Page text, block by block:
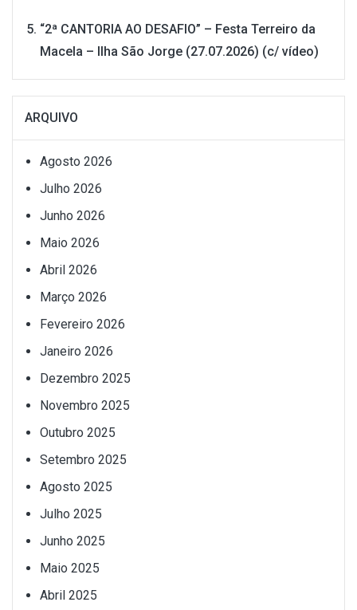
“2ª CANTORIA AO DESAFIO” – Festa Terreiro da
Macela – Ilha São Jorge (27.07.2026) (c/ vídeo)
ARQUIVO
Agosto 2026
Julho 2026
Junho 2026
Maio 2026
Abril 2026
Março 2026
Fevereiro 2026
Janeiro 2026
Dezembro 2025
Novembro 2025
Outubro 2025
Setembro 2025
Agosto 2025
Julho 2025
Junho 2025
Maio 2025
Abril 2025